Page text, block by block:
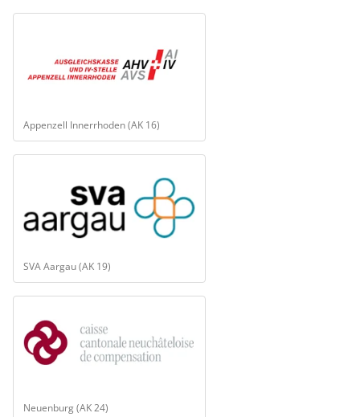
Appenzell Innerrhoden (AK 16)
SVA Aargau (AK 19)
Neuenburg (AK 24)